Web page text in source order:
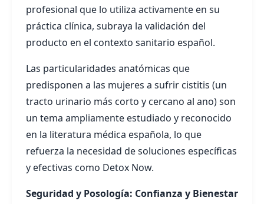
profesional que lo utiliza activamente en su
práctica clínica, subraya la validación del
producto en el contexto sanitario español.
Las particularidades anatómicas que
predisponen a las mujeres a sufrir cistitis (un
tracto urinario más corto y cercano al ano) son
un tema ampliamente estudiado y reconocido
en la literatura médica española, lo que
refuerza la necesidad de soluciones específicas
y efectivas como Detox Now.
Seguridad y Posología: Confianza y Bienestar